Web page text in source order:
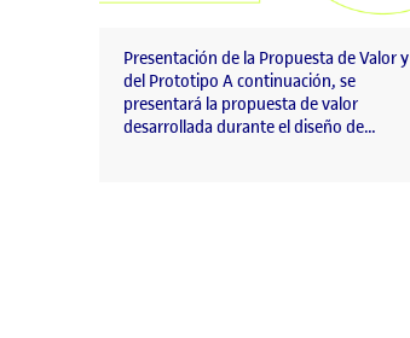
Presentación de la Propuesta de Valor y
del Prototipo A continuación, se
presentará la propuesta de valor
desarrollada durante el diseño de…